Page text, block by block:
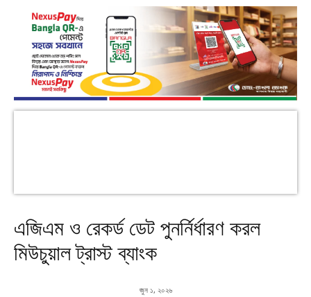
এজিএম ও রেকর্ড ডেট পুনর্নির্ধারণ করল
মিউচুয়াল ট্রাস্ট ব্যাংক
জুন ১, ২০২৬